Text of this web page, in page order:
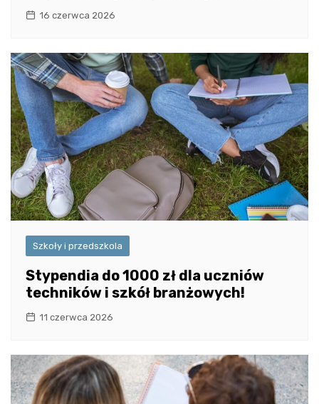
16 czerwca 2026
Szkoły i przedszkola
Stypendia do 1000 zł dla uczniów
techników i szkół branżowych!
11 czerwca 2026